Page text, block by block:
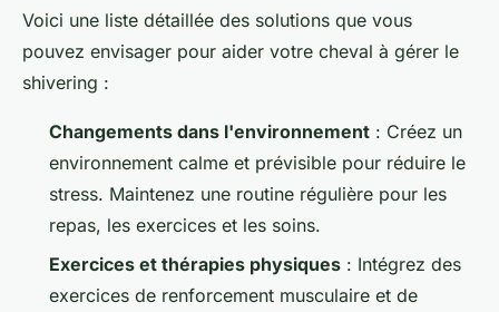
Voici une liste détaillée des solutions que vous
pouvez envisager pour aider votre cheval à gérer le
shivering :
Changements dans l'environnement : Créez un
environnement calme et prévisible pour réduire le
stress. Maintenez une routine régulière pour les
repas, les exercices et les soins.
Exercices et thérapies physiques : Intégrez des
exercices de renforcement musculaire et de